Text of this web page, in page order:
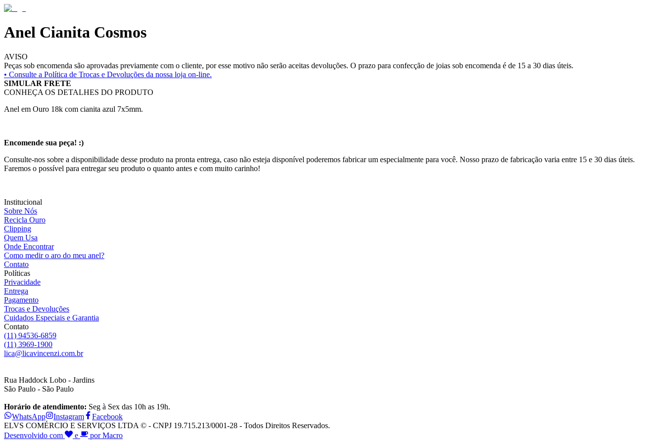
Anel Cianita Cosmos
AVISO
Peças sob encomenda são aprovadas previamente com o cliente, por esse motivo não serão aceitas devoluções. O prazo para confecção de joias sob encomenda é de 15 a 30 dias úteis.
• Consulte a Política de Trocas e Devoluções da nossa loja on-line.
SIMULAR FRETE
CONHEÇA OS DETALHES DO PRODUTO
Anel em Ouro 18k com cianita azul 7x5mm.
Encomende sua peça! :)
Consulte-nos sobre a disponibilidade desse produto na pronta entrega, caso não esteja disponível poderemos fabricar um especialmente para você. Nosso prazo de fabricação varia entre 15 e 30 dias úteis.
Faremos o possível para entregar seu produto o quanto antes e com muito carinho!
Institucional
Sobre Nós
Recicla Ouro
Clipping
Quem Usa
Onde Encontrar
Como medir o aro do meu anel?
Contato
Políticas
Privacidade
Entrega
Pagamento
Trocas e Devoluções
Cuidados Especiais e Garantia
Contato
(11) 94536-6859
(11) 3969-1900
lica@licavincenzi.com.br
Rua Haddock Lobo - Jardins
São Paulo - São Paulo
Horário de atendimento: Seg à Sex das 10h as 19h.
WhatsApp
Instagram
Facebook
ELVS COMÉRCIO E SERVIÇOS LTDA © - CNPJ 19.715.213/0001-28 - Todos Direitos Reservados.
Desenvolvido com
e por Macro